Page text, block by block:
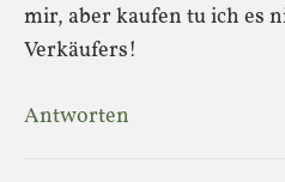
mir, aber kaufen tu ich es
Verkäufers!
Antworten